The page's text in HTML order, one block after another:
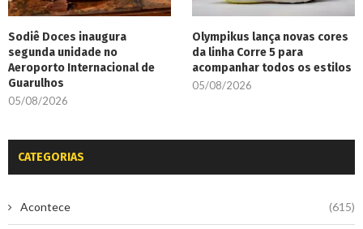
Sodiê Doces inaugura
segunda unidade no
Aeroporto Internacional de
Guarulhos
05/08/2026
Olympikus lança novas cores
da linha Corre 5 para
acompanhar todos os estilos
05/08/2026
CATEGORIAS
Acontece (615)